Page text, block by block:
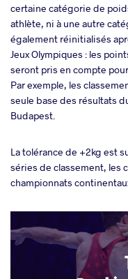
certaine catégorie de
athlète, ni à une autre
également réinitialisés
Jeux Olympiques : les
seront pris en compte
Par exemple, les
seule base des résultats
Budapest.
La tolérance de +2kg est
séries de classement, les
championnats